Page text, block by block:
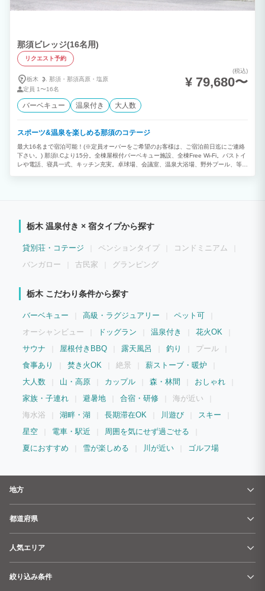
那須ビレッジ(16名用)
リクエスト予約
栃木 那須・ 那須高原・ 塩原
定員 1〜16名
(税込)
¥ 79,680〜
バーベキュー 温泉付き 大人数
スポーツ&温泉を楽しめる那須のコテージ
最大16名まで宿泊可能！(※定員オーバーをご希望のお客様は、ご宿泊前日迄にご連絡
下さい。) 那須I.Cより15分。全棟屋根付バーベキュー施設、全棟Free Wi-Fi。バストイ
レや電話、寝具一式、キッチン充実。卓球場、会議室、温泉大浴場、野外プール、等施
栃木 温泉付き × 宿タイプから探す
貸別荘・コテージ ペンションタイプ
コンドミニアム
バンガロー
古民家 グランピング
栃木 こだわり条件から探す
バーベキュー 高級・ラグジュアリー
ペット可
オーシャンビュー
ドッグラン 温泉付き
花火OK
サウナ
屋根付きBBQ 露天風呂 釣り
プール
食事あり
焚き火OK 絶景
薪ストーブ・暖炉
大人数
山・高原 カップル 森・林間
おしゃれ
家族・子連れ
避暑地 合宿・研修
海が近い
海水浴
湖畔・湖 長期滞在OK 川遊び
スキー
星空
電車・駅近
周囲を気にせず過ごせる
夏におすすめ
雪が楽しめる 川が近い ゴルフ場
地方
都道府県
人気エリア
絞り込み条件